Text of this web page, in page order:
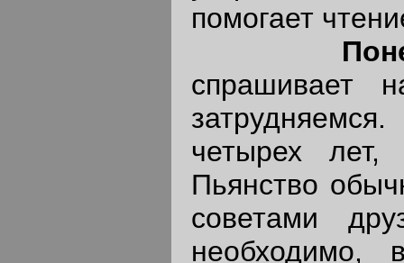
помогает
спрашивает
четырех
Пьянство
советами
необходимо,